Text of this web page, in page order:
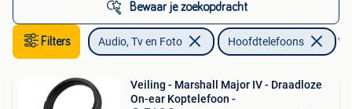
Bewaar je zoekopdracht
Filters Audio, Tv en Foto Hoofdtelefoons
Veiling - Marshall Major IV - Draadloze
On-ear Koptelefoon -